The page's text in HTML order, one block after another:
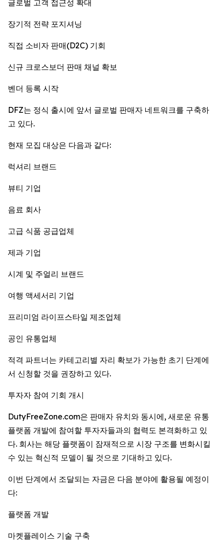
글로벌 고객 접근성 확대
장기적 전략 포지셔닝
직접 소비자 판매(D2C) 기회
신규 크로스보더 판매 채널 확보
벤더 등록 시작
DFZ는 정식 출시에 앞서 글로벌 판매자 네트워크를 구축하
고 있다.
현재 모집 대상은 다음과 같다:
럭셔리 브랜드
뷰티 기업
음료 회사
고급 식품 공급업체
제과 기업
시계 및 주얼리 브랜드
여행 액세서리 기업
프리미엄 라이프스타일 제조업체
공인 유통업체
적격 파트너는 카테고리별 자리 확보가 가능한 초기 단계에
서 신청할 것을 권장하고 있다.
투자자 참여 기회 개시
DutyFreeZone.com은 판매자 유치와 동시에, 새로운 유통
플랫폼 개발에 참여할 투자자들과의 협력도 본격화하고 있
다. 회사는 해당 플랫폼이 잠재적으로 시장 구조를 변화시킬
수 있는 혁신적 모델이 될 것으로 기대하고 있다.
이번 단계에서 조달되는 자금은 다음 분야에 활용될 예정이
다:
플랫폼 개발
마켓플레이스 기술 구축